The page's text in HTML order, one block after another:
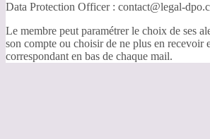
Data Protection Officer : contact@legal-
Le membre peut paramétrer le choix de ses
son compte ou choisir de ne plus en recevoir
correspondant en bas de chaque mail.